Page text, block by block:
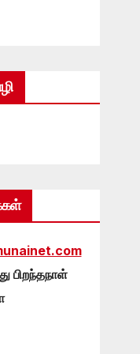
பிறந்தநாள்